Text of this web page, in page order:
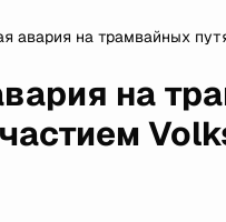
авария на трамвайных
на